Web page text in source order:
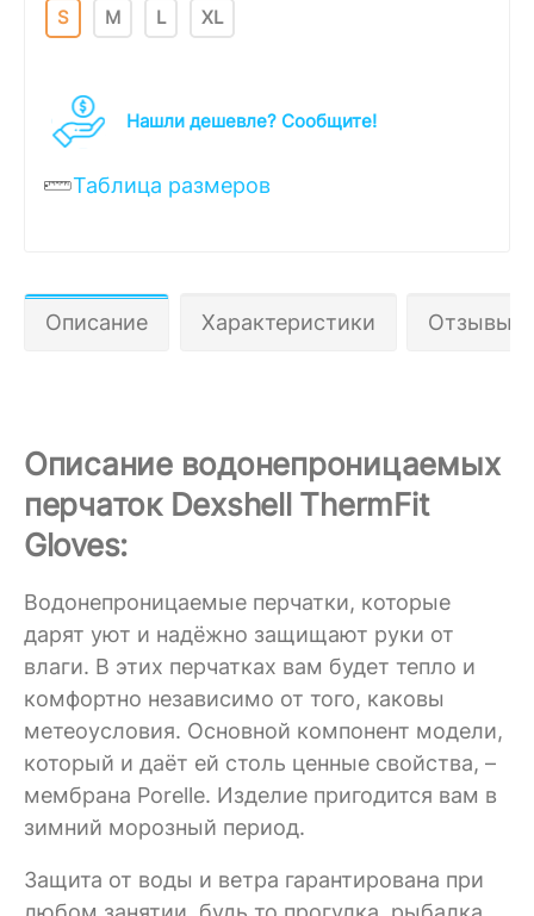
S M L XL
Нашли дешевле? Cообщите!
Таблица размеров
Описание Характеристики Отзывы 0
Описание водонепроницаемых
перчаток Dexshell ThermFit
Gloves:
Водонепроницаемые перчатки, которые
дарят уют и надёжно защищают руки от
влаги. В этих перчатках вам будет тепло и
комфортно независимо от того, каковы
метеоусловия. Основной компонент модели,
который и даёт ей столь ценные свойства, –
мембрана Porelle. Изделие пригодится вам в
зимний морозный период.
Защита от воды и ветра гарантирована при